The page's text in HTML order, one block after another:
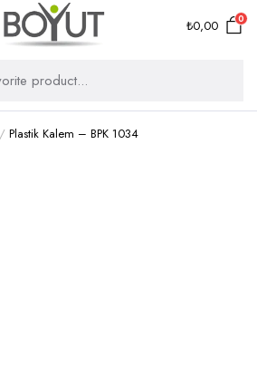
₺0,00 0
Plastik Kalem – BPK 1034